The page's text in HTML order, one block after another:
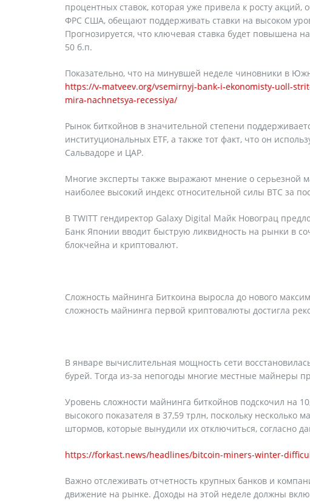
процентных ставок, которая уже привела к росту
ФРС США, обещают поддерживать ставки на высоком
Прогнозируется, что ключевая ставка будет
50 б.п.
Показательно, что на минувшей неделе чиновники в
https://v-matveev.org/vsemirnyj-bank-i-ekonomisty-uoll-
mira-nachnetsya-recessiya/
Рынок биткойнов в значительной степени
институциональных ETF, а также тот факт, что он
Сальвадоре и ЦАР.
Многие эксперты также выражают мнение о серьезной
наиболее высокий индекс относительной силы BTC за
В TWITT гендиректор Galaxy Digital Майк Новограц
Банк Японии вводит быструю ликвидность на рынки в
блокчейна и криптовалют.
Сложность майнинга Биткоина выросла до нового
сложность майнинга первой криптовалюты достигла
В январе вычислительная мощность сети
бурей. Тогда из-за непогоды многие местные майнеры
Уровень сложности майнинга биткойнов подскочил на
высокого показателя в 37,59 трлн, поскольку
штормов, которые вынудили их отключиться, согласно
https://forkast.news/headlines/bitcoin-miners-winter-
Важно отслеживать отчетность крупных банков и
движение на рынке. Доходы на этой неделе должны